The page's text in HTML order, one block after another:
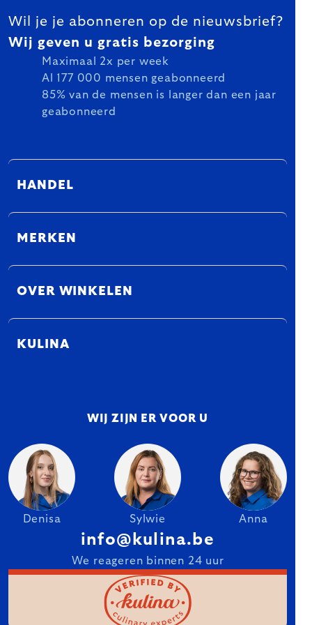
Wil je je abonneren op de nieuwsbrief?
Wij geven u gratis bezorging
Maximaal 2x per week
Al 177 000 mensen geabonneerd
85% van de mensen is langer dan een jaar
geabonneerd
HANDEL
MERKEN
OVER WINKELEN
KULINA
WIJ ZIJN ER VOOR U
Denisa Sylwie Anna
info@kulina.be
We reageren binnen 24 uur